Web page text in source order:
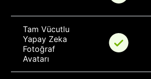
Tam Vücutlu
Yapay Zeka
Fotoğraf
Avatarı